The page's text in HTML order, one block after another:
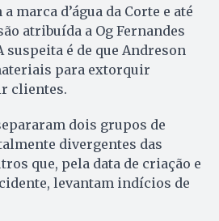
marca d’água da Corte e até
atribuída a Og Fernandes
suspeita é de que Andreson
para extorquir
clientes.
dois grupos de
divergentes das
que, pela data de criação e
levantam indícios de